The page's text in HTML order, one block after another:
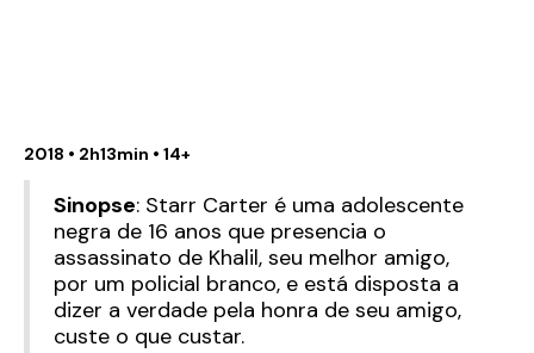
2018 • 2h13min • 14+
Sinopse: Starr Carter é uma adolescente
negra de 16 anos que presencia o
assassinato de Khalil, seu melhor amigo,
por um policial branco, e está disposta a
dizer a verdade pela honra de seu amigo,
custe o que custar.